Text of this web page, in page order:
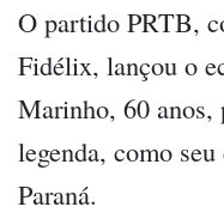
O partido PRTB,
Fidélix, lançou o
Marinho, 60 anos,
legenda, como
Paraná.